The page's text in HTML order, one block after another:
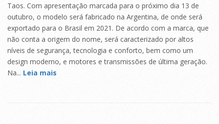
Taos. Com apresentação marcada para o próximo dia 13 de
outubro, o modelo será fabricado na Argentina, de onde será
exportado para o Brasil em 2021. De acordo com a marca, que
não conta a origem do nome, será caracterizado por altos
níveis de segurança, tecnologia e conforto, bem como um
design moderno, e motores e transmissões de última geração.
Na... Leia mais